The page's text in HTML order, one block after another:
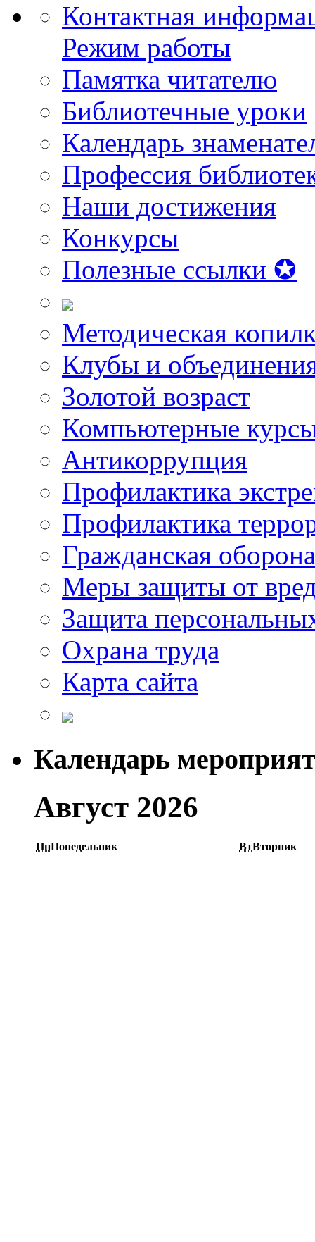
Контактная
Режим работы
Памятка читателю
Библиотечные уроки
Календарь
Профессия
Наши достижения
Конкурсы
Полезные ссылки ✪
Методическая
Клубы и
Золотой возраст
Компьютерные
Антикоррупция
Профилактика
Профилактика
Гражданская оборона
Меры защиты от
Защита
Охрана труда
Карта сайта
Календарь
Август 2026
ПнПонедельник ВтВторник